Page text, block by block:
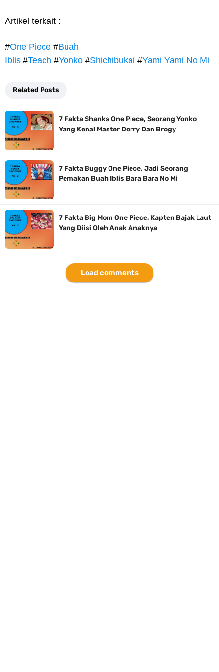
Artikel terkait :
#One Piece #Buah
Iblis #Teach #Yonko #Shichibukai #Yami Yami No Mi
Related Posts
7 Fakta Shanks One Piece, Seorang Yonko
Yang Kenal Master Dorry Dan Brogy
7 Fakta Buggy One Piece, Jadi Seorang
Pemakan Buah Iblis Bara Bara No Mi
7 Fakta Big Mom One Piece, Kapten Bajak Laut
Yang Diisi Oleh Anak Anaknya
Load comments